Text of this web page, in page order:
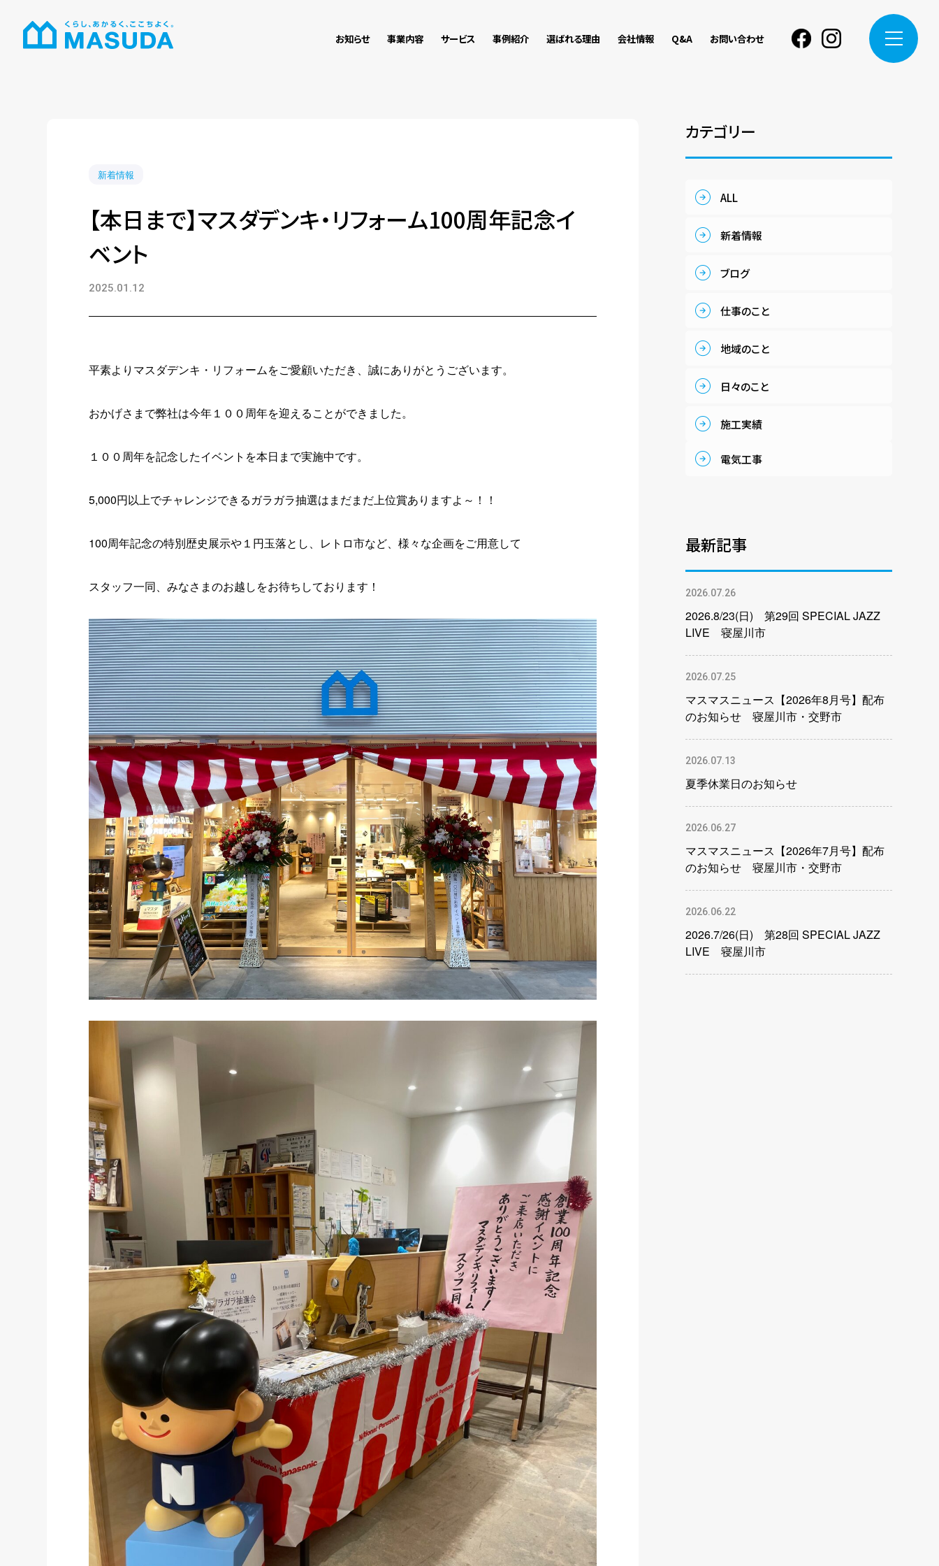
お知らせ 事業内容 サービス 事例紹介 選ばれる理由 会社情報 Q&A お問い合わせ Facebookinstagram
新着情報
【本日まで】マスダデンキ・リフォーム100周年記念イ
ベント
2025.01.12
平素よりマスダデンキ・リフォームをご愛顧いただき、誠にありがとうございます。
おかげさまで弊社は今年１００周年を迎えることができました。
１００周年を記念したイベントを本日まで実施中です。
5,000円以上でチャレンジできるガラガラ抽選はまだまだ上位賞ありますよ～！！
100周年記念の特別歴史展示や１円玉落とし、レトロ市など、様々な企画をご用意して
スタッフ一同、みなさまのお越しをお待ちしております！
カテゴリー
ALL
新着情報
ブログ
仕事のこと
地域のこと
日々のこと
施工実績
電気工事
最新記事
2026.07.26
2026.8/23(日) 第29回 SPECIAL JAZZ
LIVE 寝屋川市
2026.07.25
マスマスニュース【2026年8月号】配布
のお知らせ 寝屋川市・交野市
2026.07.13
夏季休業日のお知らせ
2026.06.27
マスマスニュース【2026年7月号】配布
のお知らせ 寝屋川市・交野市
2026.06.22
2026.7/26(日) 第28回 SPECIAL JAZZ
LIVE 寝屋川市